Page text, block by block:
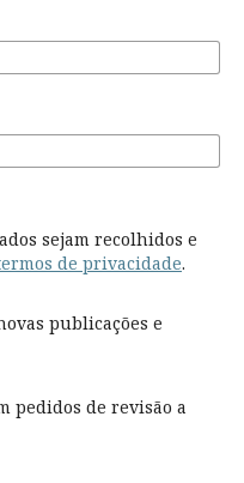
de privacidade.